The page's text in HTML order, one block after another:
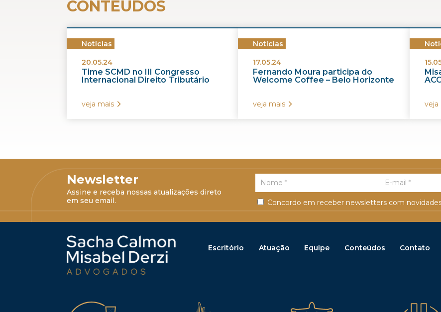
CONTEÚDOS
Notícias
20.05.24
Time SCMD no III Congresso
Internacional Direito Tributário
veja mais
Notícias
17.05.24
Fernando Moura participa do
Welcome Coffee – Belo Horizonte
veja mais veja
Newsletter
Assine e receba nossas atualizações direto
em seu email.
Concordo em receber newsletters com
Escritório Atuação Equipe Conteúdos Contato